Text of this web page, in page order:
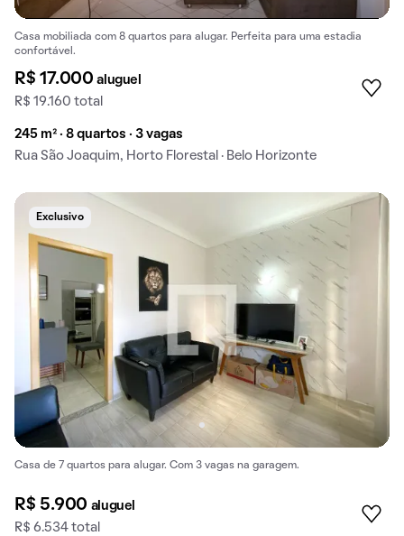
Casa mobiliada com 8 quartos para alugar. Perfeita para uma estadia
confortável.
R$ 17.000aluguel
R$ 19.160 total
245 m² · 8 quartos · 3 vagas
Rua São Joaquim, Horto Florestal · Belo Horizonte
Exclusivo
Casa de 7 quartos para alugar. Com 3 vagas na garagem.
R$ 5.900 aluguel
R$ 6.534 total